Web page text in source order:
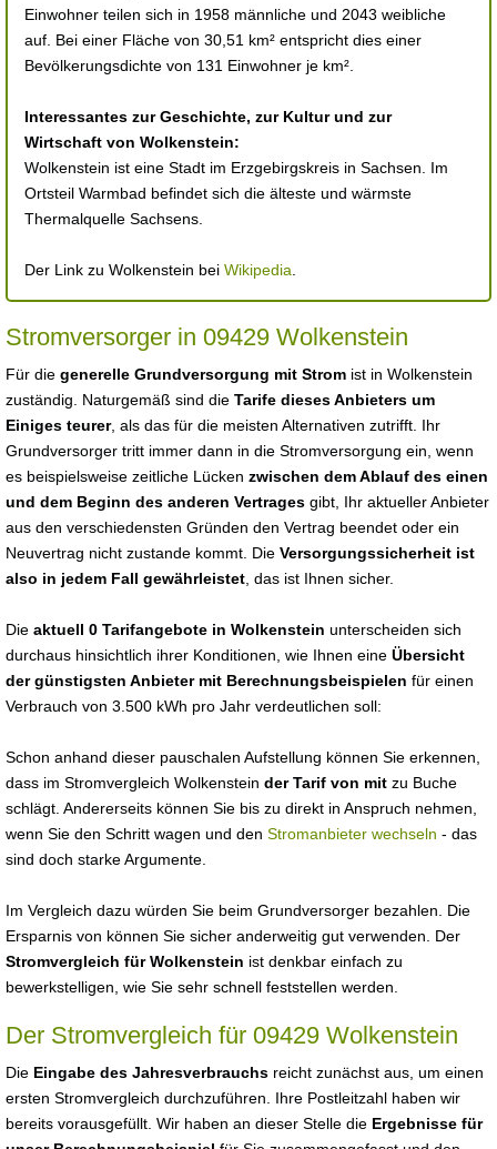
Einwohner teilen sich in 1958 männliche und 2043 weibliche
auf. Bei einer Fläche von 30,51 km² entspricht dies einer
Bevölkerungsdichte von 131 Einwohner je km².
Interessantes zur Geschichte, zur Kultur und zur
Wirtschaft von Wolkenstein:
Wolkenstein ist eine Stadt im Erzgebirgskreis in Sachsen. Im
Ortsteil Warmbad befindet sich die älteste und wärmste
Thermalquelle Sachsens.
Der Link zu Wolkenstein bei Wikipedia
Stromversorger in 09429 Wolkenstein
Für die generelle Grundversorgung mit Strom ist in Wolkenstein
zuständig. Naturgemäß sind die Tarife dieses Anbieters um
Einiges teurer, als das für die meisten Alternativen zutrifft. Ihr
Grundversorger tritt immer dann in die Stromversorgung ein, wenn
es beispielsweise zeitliche Lücken zwischen dem Ablauf des einen
und dem Beginn des anderen Vertrages gibt, Ihr aktueller Anbieter
aus den verschiedensten Gründen den Vertrag beendet oder ein
Neuvertrag nicht zustande kommt. Die Versorgungssicherheit ist
also in jedem Fall gewährleistet , das ist Ihnen sicher.
Die aktuell 0 Tarifangebote in Wolkenstein unterscheiden sich
durchaus hinsichtlich ihrer Konditionen, wie Ihnen eine Übersicht
der günstigsten Anbieter mit Berechnungsbeispielen für einen
Verbrauch von 3.500 kWh pro Jahr verdeutlichen soll:
Schon anhand dieser pauschalen Aufstellung können Sie erkennen,
dass im Stromvergleich Wolkenstein der Tarif von mit zu Buche
schlägt. Andererseits können Sie bis zu direkt in Anspruch nehmen,
wenn Sie den Schritt wagen und den Stromanbieter wechseln - das
sind doch starke Argumente.
Im Vergleich dazu würden Sie beim Grundversorger bezahlen. Die
Ersparnis von können Sie sicher anderweitig gut verwenden. Der
Stromvergleich für Wolkenstein ist denkbar einfach zu
bewerkstelligen, wie Sie sehr schnell feststellen werden.
Der Stromvergleich für 09429 Wolkenstein
Die Eingabe des Jahresverbrauchs reicht zunächst aus, um einen
ersten Stromvergleich durchzuführen. Ihre Postleitzahl haben wir
bereits vorausgefüllt. Wir haben an dieser Stelle die Ergebnisse für